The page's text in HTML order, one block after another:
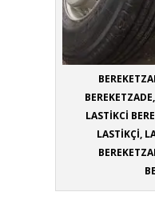
LASTİKCİ
LASTİKÇİ,